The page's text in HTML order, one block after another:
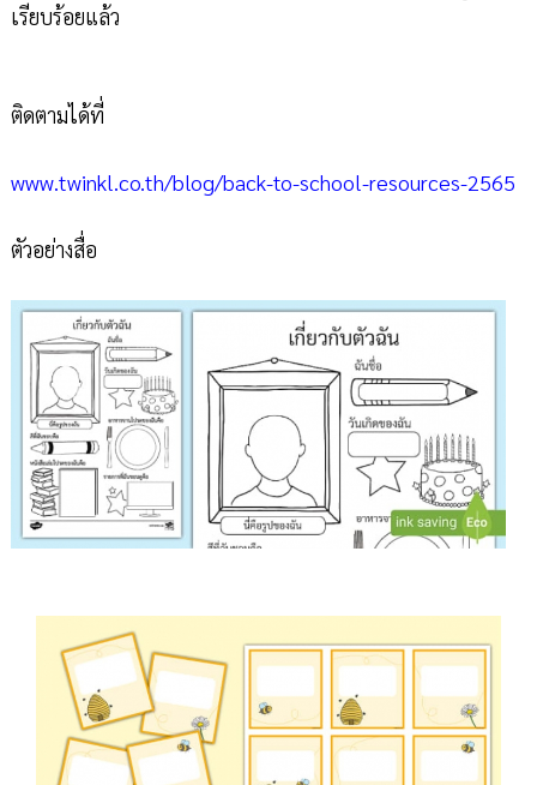
เรียบร้อยแล้ว
ติดตามได้ที่
www.twinkl.co.th/blog/back-to-school-resources-2565
ตัวอย่างสื่อ